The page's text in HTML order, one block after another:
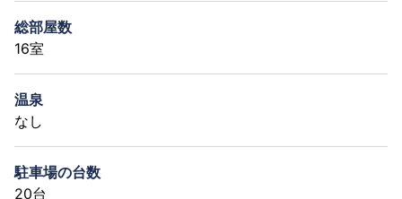
総部屋数
16室
温泉
なし
駐車場の台数
20台